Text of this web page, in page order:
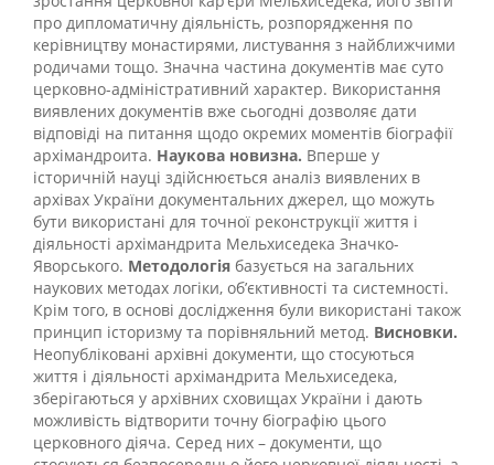
про дипломатичну діяльність, розпорядження по
керівництву монастирями, листування з найближчими
родичами тощо. Значна частина документів має суто
церковно-адміністративний характер. Використання
виявлених документів вже сьогодні дозволяє дати
відповіді на питання щодо окремих моментів біографії
архімандроита. Наукова новизна. Вперше у
історичній науці здійснюється аналіз виявлених в
архівах України документальних джерел, що можуть
бути використані для точної реконструкції життя і
діяльності архімандрита Мельхиседека Значко-
Яворського. Методологія базується на загальних
наукових методах логіки, об’єктивності та системності.
Крім того, в основі дослідження були використані також
принцип історизму та порівняльний метод. Висновки.
Неопубліковані архівні документи, що стосуються
життя і діяльності архімандрита Мельхиседека,
зберігаються у архівних сховищах України і дають
можливість відтворити точну біографію цього
церковного діяча. Серед них – документи, що